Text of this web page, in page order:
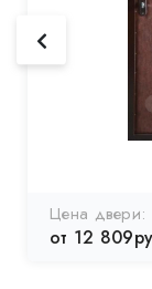
Цена двери:
от 12